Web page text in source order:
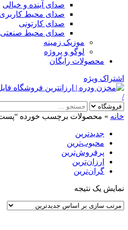
صدای آینده و خیالی
صدای محیط کاربری
صدای کارتونی
صدای محیط صنعتی
موزیک زمینه
لوگو و پروژه
محصولات رایگان
اشتراک ویژه
/
خانه » محصولات برچسب خورده “پست
جدیدترین
محبوب‌ترین
پرفروش‌ترین
ارزان‌ترین
گران‌ترین
نمایش یک نتیجه